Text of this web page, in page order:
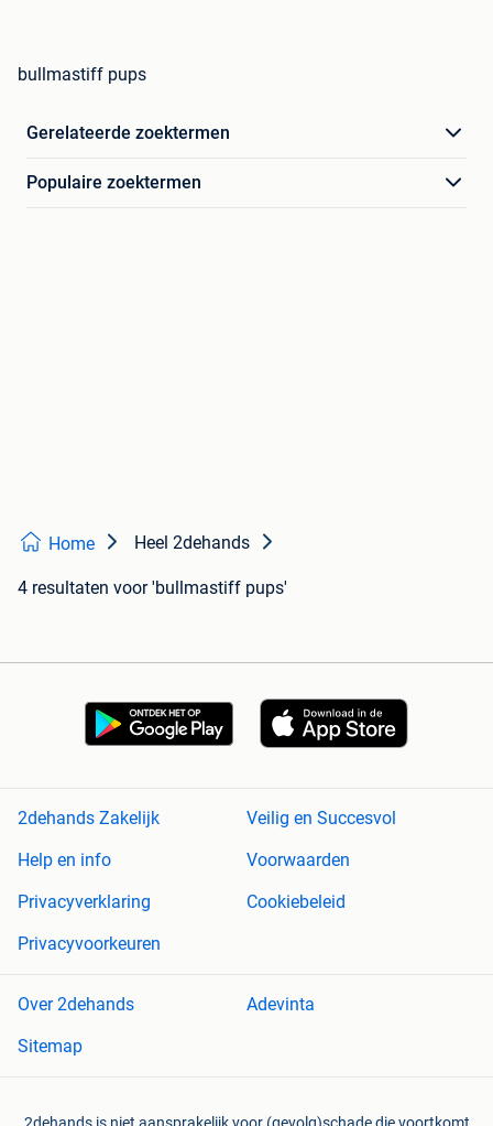
bullmastiff pups
Gerelateerde zoektermen
Populaire zoektermen
Home Heel 2dehands
4 resultaten voor 'bullmastiff pups'
2dehands Zakelijk
Veilig en Succesvol
Help en info
Voorwaarden
Privacyverklaring
Cookiebeleid
Privacyvoorkeuren
Over 2dehands
Adevinta
Sitemap